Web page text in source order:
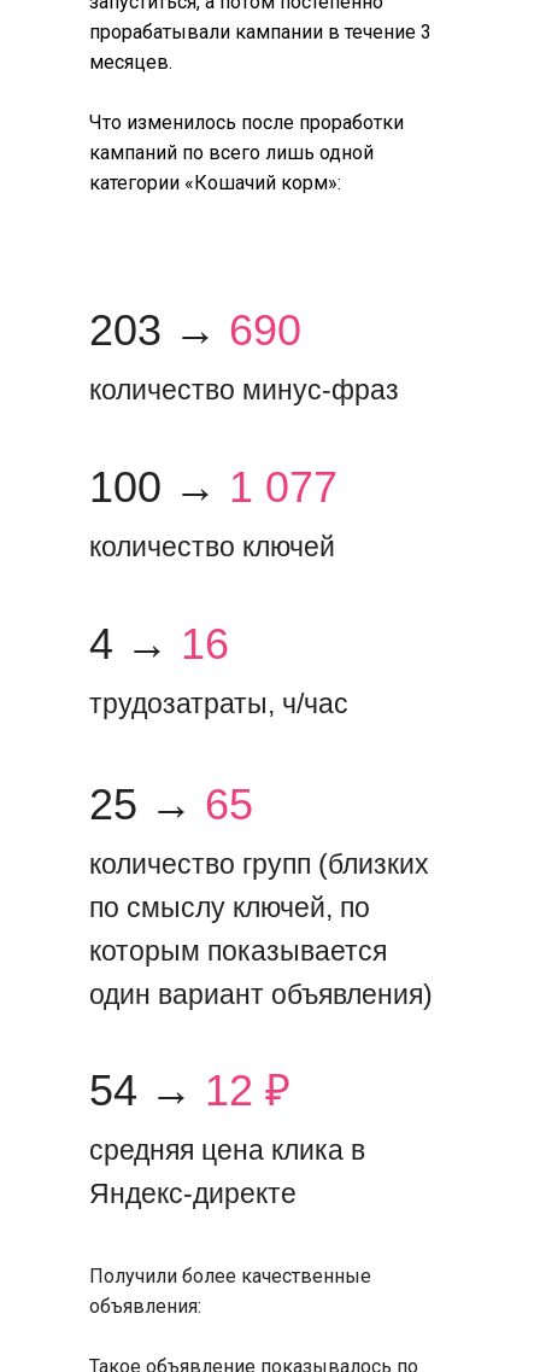
прорабатывали кампании в течение 3
месяцев.
Что изменилось после проработки
кампаний по всего лишь одной
категории «Кошачий корм»:
4 → 16
трудозатраты, ч/час
25 → 65
количество групп (близких
по смыслу ключей, по
которым показывается
один вариант объявления)
100 → 1 077
количество ключей
количество минус-фраз
203 → 690
Получили более качественные
объявления:
Такое объявление показывалось по
54 → 12 ₽
средняя цена клика в
Яндекс-директе